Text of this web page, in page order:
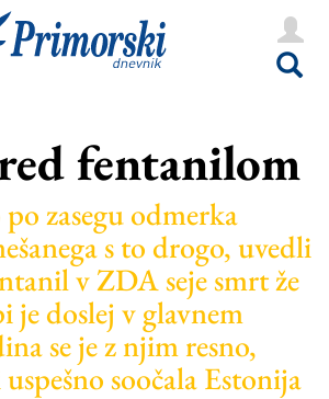
fentanilom
zasegu odmerka
s to drogo, uvedli
v ZDA seje smrt že
je doslej v glavnem
se je z njim resno,
soočala Estonija